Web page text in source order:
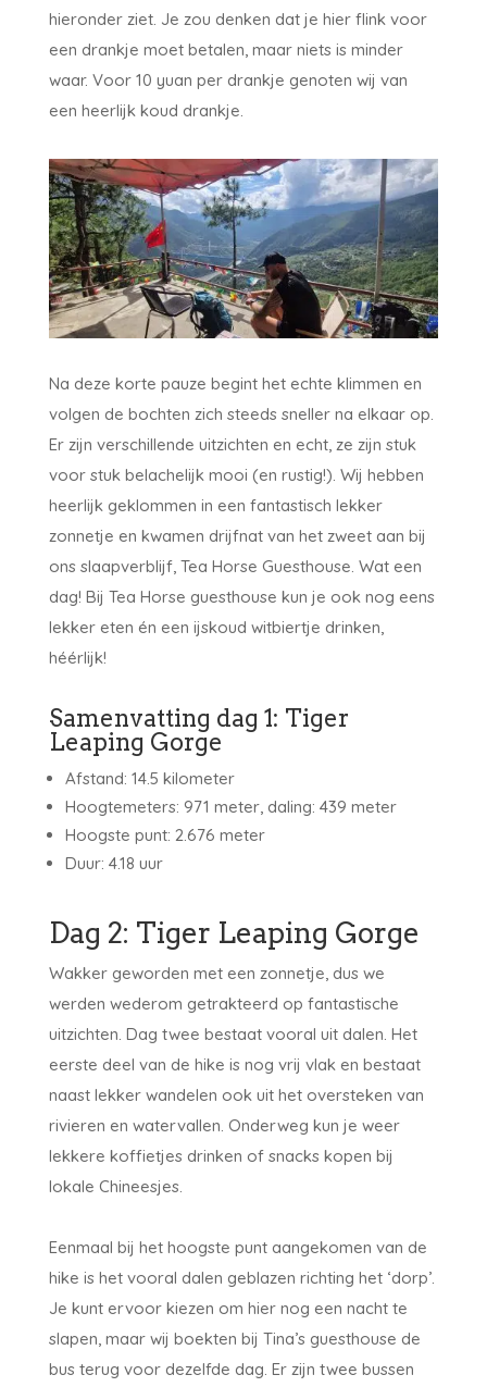
hieronder ziet. Je zou denken dat je hier flink voor
een drankje moet betalen, maar niets is minder
waar. Voor 10 yuan per drankje genoten wij van
een heerlijk koud drankje.
Na deze korte pauze begint het echte klimmen en
volgen de bochten zich steeds sneller na elkaar op.
Er zijn verschillende uitzichten en echt, ze zijn stuk
voor stuk belachelijk mooi (en rustig!). Wij hebben
heerlijk geklommen in een fantastisch lekker
zonnetje en kwamen drijfnat van het zweet aan bij
ons slaapverblijf, Tea Horse Guesthouse. Wat een
dag! Bij Tea Horse guesthouse kun je ook nog eens
lekker eten én een ijskoud witbiertje drinken,
héérlijk!
Samenvatting dag 1: Tiger
Leaping Gorge
Afstand: 14.5 kilometer
Hoogtemeters: 971 meter, daling: 439 meter
Hoogste punt: 2.676 meter
Duur: 4.18 uur
Dag 2: Tiger Leaping Gorge
Wakker geworden met een zonnetje, dus we
werden wederom getrakteerd op fantastische
uitzichten. Dag twee bestaat vooral uit dalen. Het
eerste deel van de hike is nog vrij vlak en bestaat
naast lekker wandelen ook uit het oversteken van
rivieren en watervallen. Onderweg kun je weer
lekkere koffietjes drinken of snacks kopen bij
lokale Chineesjes.
Eenmaal bij het hoogste punt aangekomen van de
hike is het vooral dalen geblazen richting het ‘dorp’.
Je kunt ervoor kiezen om hier nog een nacht te
slapen, maar wij boekten bij Tina’s guesthouse de
bus terug voor dezelfde dag. Er zijn twee bussen